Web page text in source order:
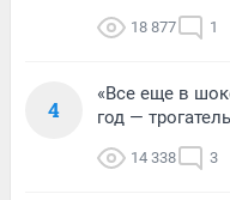
18 877 1
4
«Все еще в
год —
14 338 3